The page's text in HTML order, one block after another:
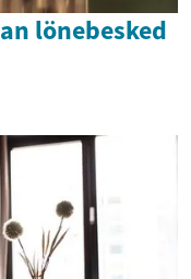
lönebesked